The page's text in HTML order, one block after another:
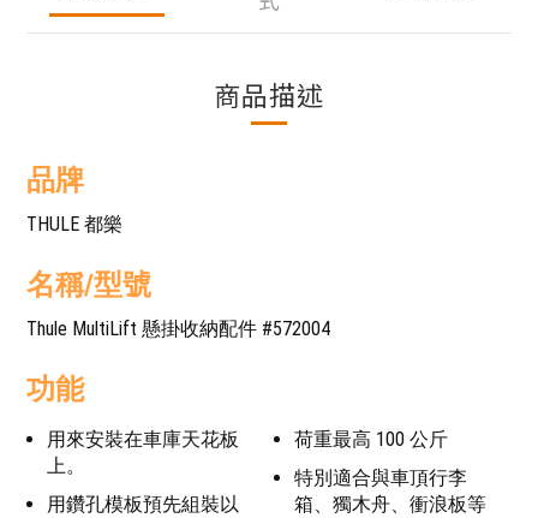
商品描述
品牌
THULE 都樂
名稱/型號
Thule MultiLift 懸掛收納配件 #572004
功能
用來安裝在車庫天花板
上。
用鑽孔模板預先組裝以
荷重最高 100 公斤
特別適合與車頂行李
箱、獨木舟、衝浪板等